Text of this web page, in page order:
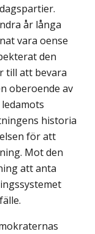
år långa
vara oense
den
till att bevara
oberoende av
historia
för att
Mot den
att anta